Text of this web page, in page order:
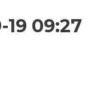
09:27